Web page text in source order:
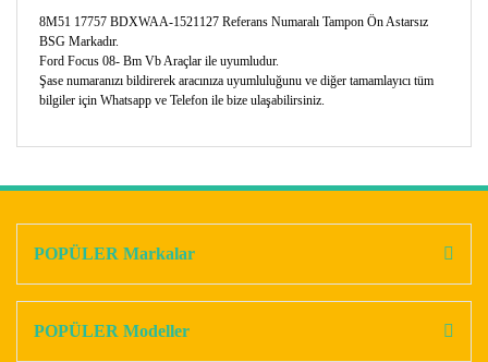
8M51 17757 BDXWAA-1521127 Referans Numaralı Tampon Ön Astarsız
BSG Markadır.
Ford Focus 08- Bm Vb Araçlar ile uyumludur.
Şase numaranızı bildirerek aracınıza uyumluluğunu ve diğer tamamlayıcı tüm
bilgiler için Whatsapp ve Telefon ile bize ulaşabilirsiniz.
Ürün açıklamasında eksik bilgiler bulunuyor.
POPÜLER Markalar
POPÜLER Modeller